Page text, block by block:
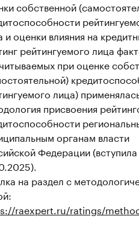
собственной
и оценки влияния на
рейтингуемого лица
при оценке
лица)
присвоения
органам власти
Федерации (вступила
на раздел с
raexpert.ru/ratings/